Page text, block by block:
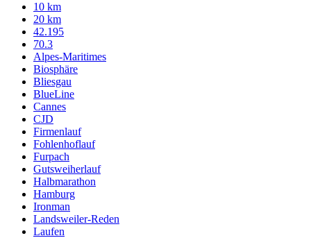
10 km
20 km
42.195
70.3
Alpes-Maritimes
Biosphäre
Bliesgau
BlueLine
Cannes
CJD
Firmenlauf
Fohlenhoflauf
Furpach
Gutsweiherlauf
Halbmarathon
Hamburg
Ironman
Landsweiler-Reden
Laufen